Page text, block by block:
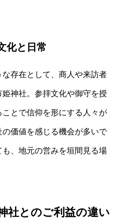
化と日常
存在として、商人や来訪者
神社。参拝文化や御守を授
とで信仰を形にする人々が
価値を感じる機会が多いで
、地元の営みを垣間見る場
社とのご利益の違い